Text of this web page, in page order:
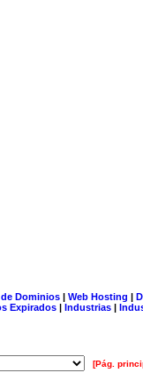
Dominios| Web Hosting |
Expirados | Industrias |
[Pág.